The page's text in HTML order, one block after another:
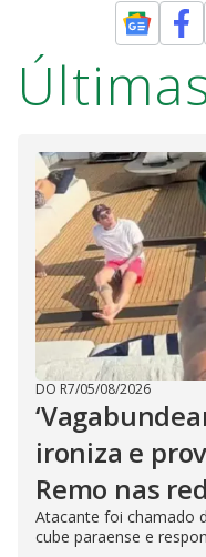
DO R7/05/08/2026
ironiza e
Remo nas
Atacante foi chamado
cube paraense e